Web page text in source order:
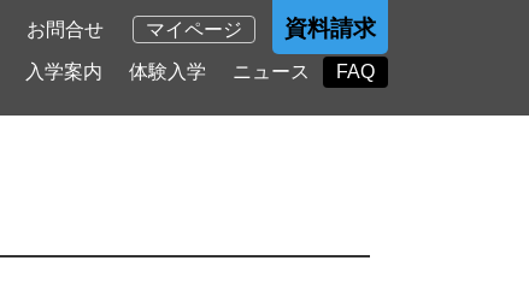
お問合せ マイページ 資料請求
入学案内 体験入学 ニュース FAQ